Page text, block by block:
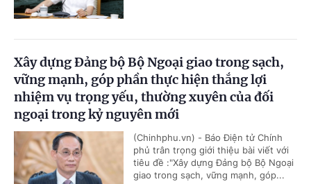
Xây dựng Đảng bộ Bộ Ngoại giao trong sạch,
vững mạnh, góp phần thực hiện thắng lợi
nhiệm vụ trọng yếu, thường xuyên của đối
ngoại trong kỷ nguyên mới
(Chinhphu.vn) - Báo Điện tử Chính
phủ trân trọng giới thiệu bài viết với
tiêu đề :"Xây dựng Đảng bộ Bộ Ngoại
giao trong sạch, vững mạnh, góp...